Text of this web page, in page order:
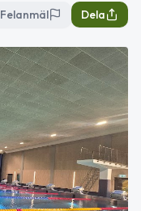
Felanmäl Dela